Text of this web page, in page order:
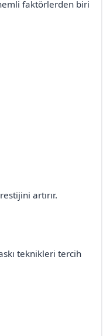
faktörlerden biri
artırır.
teknikleri tercih